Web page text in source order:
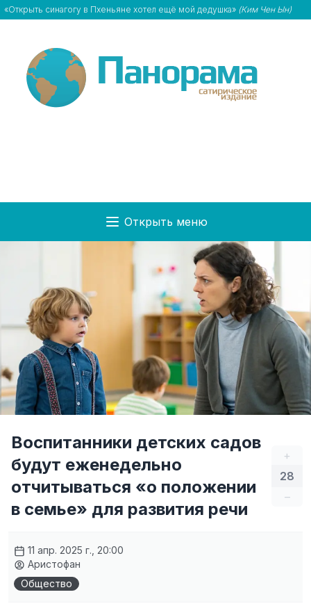
«Открыть синагогу в Пхеньяне хотел ещё мой дедушка» (Ким Чен Ын)
Открыть меню
+
28
–
Воспитанники детских садов
будут еженедельно
отчитываться «о положении
в семье» для развития речи
11 апр. 2025 г., 20:00
Аристофан
Общество